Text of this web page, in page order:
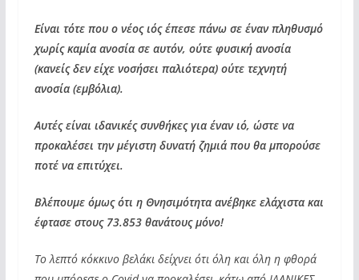
Είναι τότε που ο νέος ιός έπεσε πάνω σε έναν πληθυσμό
χωρίς καμία ανοσία σε αυτόν, ούτε φυσική ανοσία
(κανείς δεν είχε νοσήσει παλιότερα) ούτε τεχνητή
ανοσία (εμβόλια).
Αυτές είναι ιδανικές συνθήκες για έναν ιό, ώστε να
προκαλέσει την μέγιστη δυνατή ζημιά που θα μπορούσε
ποτέ να επιτύχει.
Βλέπουμε όμως ότι η Θνησιμότητα ανέβηκε ελάχιστα και
έφτασε στους 73.853 θανάτους μόνο!
Το λεπτό κόκκινο βελάκι δείχνει ότι όλη και όλη η φθορά